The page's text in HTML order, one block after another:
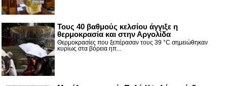
Τους 40 βαθμούς κελσίου άγγιξε η
θερμοκρασία και στην Αργολίδα
Θερμοκρασίες που ξεπέρασαν τους 39 °C σημειώθηκαν
κυρίως στα βόρεια ηπ...